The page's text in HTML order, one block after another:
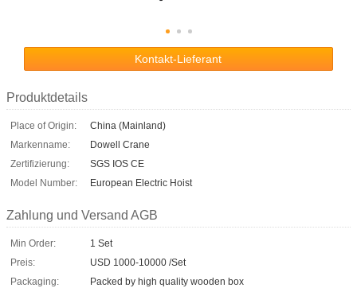
Kontakt-Lieferant
Produktdetails
Place of Origin:
China (Mainland)
Markenname:
Dowell Crane
Zertifizierung:
SGS IOS CE
Model Number:
European Electric Hoist
Zahlung und Versand AGB
Min Order:
1 Set
Preis:
USD 1000-10000 /Set
Packaging:
Packed by high quality wooden box